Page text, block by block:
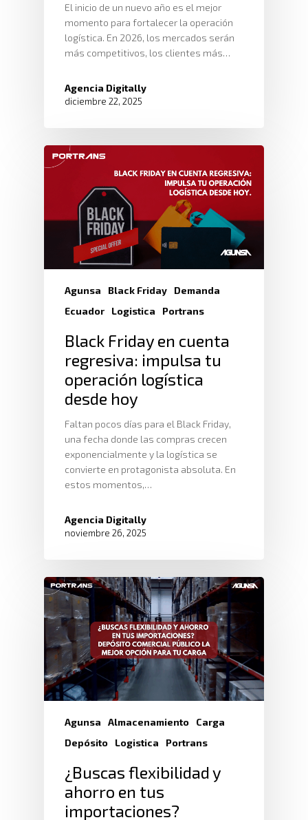
El inicio de un nuevo año es el mejor
momento para fortalecer la operación
logística. En 2026, los mercados serán
más competitivos, los clientes más…
Agencia Digitally
diciembre 22, 2025
Agunsa Black Friday
Demanda
Ecuador
Logistica Portrans
Black Friday en cuenta
regresiva: impulsa tu
operación logística
desde hoy
Faltan pocos días para el Black Friday,
una fecha donde las compras crecen
exponencialmente y la logística se
convierte en protagonista absoluta. En
estos momentos,…
Agencia Digitally
noviembre 26, 2025
Agunsa Almacenamiento
Carga
Depósito
Logistica Portrans
¿Buscas flexibilidad y
ahorro en tus
importaciones?